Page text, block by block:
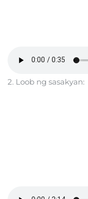
2. Loob ng sasakyan: